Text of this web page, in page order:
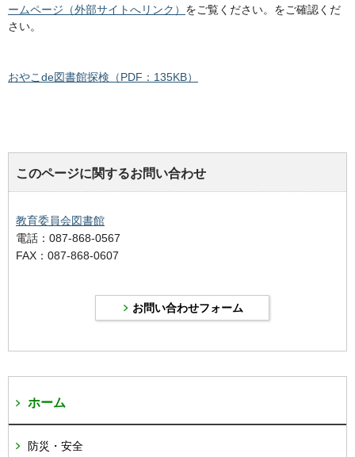
ームページ（外部サイトへリンク） をご覧ください。をご確認くだ
さい。
おやこde図書館探検（PDF：135KB）
このページに関するお問い合わせ
教育委員会図書館
電話：087-868-0567
FAX：087-868-0607
ホーム
防災・安全